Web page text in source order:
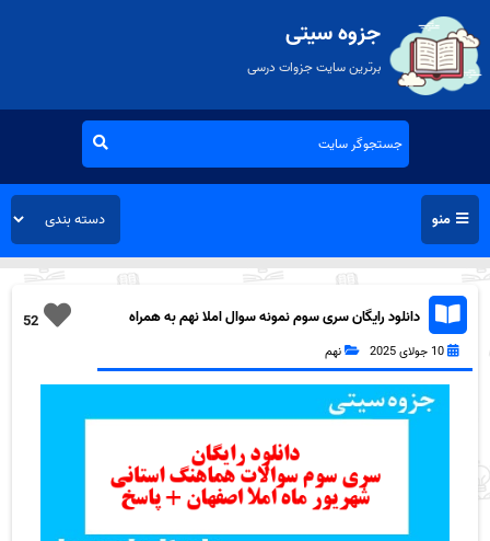
جزوه سیتی
برترین سایت جزوات درسی
منو
52
دانلود رایگان سری سوم نمونه سوال املا نهم به همراه
10 جولای 2025 نهم